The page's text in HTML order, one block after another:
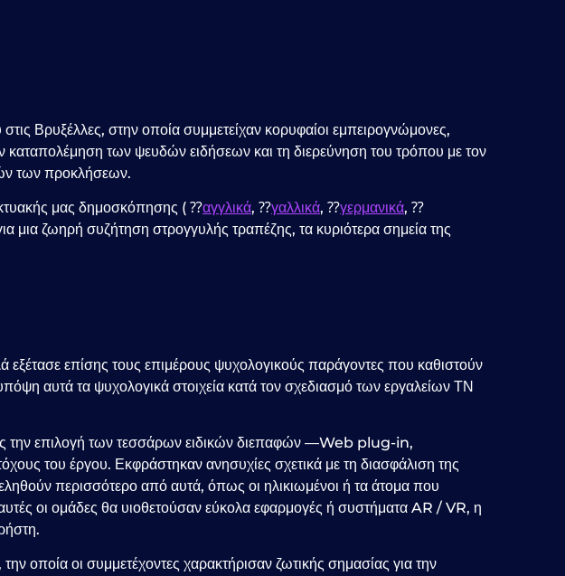
Βρυξέλλες, στην οποία συμμετείχαν κορυφαίοι εμπειρογνώμονες,
καταπολέμηση των ψευδών ειδήσεων και τη διερεύνηση του τρόπου με τον
των προκλήσεων.
μας δημοσκόπησης ( ⁇αγγλικά, ⁇γαλλικά, ⁇γερμανικά, ⁇
μια ζωηρή συζήτηση στρογγυλής τραπέζης, τα κυριότερα σημεία της
επίσης τους επιμέρους ψυχολογικούς παράγοντες που καθιστούν
αυτά τα ψυχολογικά στοιχεία κατά τον σχεδιασμό των εργαλείων ΤΝ
την επιλογή των τεσσάρων ειδικών διεπαφών —Web plug-in,
του έργου. Εκφράστηκαν ανησυχίες σχετικά με τη διασφάλιση της
περισσότερο από αυτά, όπως οι ηλικιωμένοι ή τα άτομα που
οι ομάδες θα υιοθετούσαν εύκολα εφαρμογές ή συστήματα AR / VR, η
οποία οι συμμετέχοντες χαρακτήρισαν ζωτικής σημασίας για την